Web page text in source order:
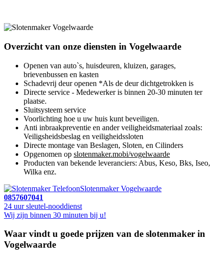
Overzicht van onze diensten in Vogelwaarde
Openen van auto`s, huisdeuren, kluizen, garages,
brievenbussen en kasten
Schadevrij deur openen *Als de deur dichtgetrokken is
Directe service - Medewerker is binnen 20-30 minuten ter
plaatse.
Sluitsysteem service
Voorlichting hoe u uw huis kunt beveiligen.
Anti inbraakpreventie en ander veiligheidsmateriaal zoals:
Veiligsheidsbeslag en veiligheidssloten
Directe montage van Beslagen, Sloten, en Cilinders
Opgenomen op slotenmaker.mobi/vogelwaarde
Producten van bekende leveranciers: Abus, Keso, Bks, Iseo,
Wilka enz.
Slotenmaker Vogelwaarde
0857607041
24 uur sleutel-nooddienst
Wij zijn binnen 30 minuten bij u!
Waar vindt u goede prijzen van de slotenmaker in
Vogelwaarde